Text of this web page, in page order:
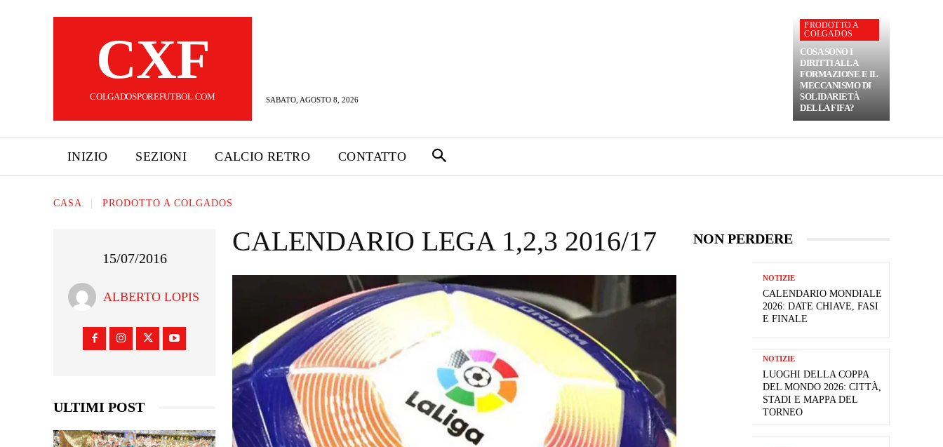
CXF
COLGADOSPOREFUTBOL.COM SABATO, AGOSTO 8, 2026
PRODOTTO A
COLGADOS
COSA SONO I
DIRITTI ALLA
FORMAZIONE E IL
MECCANISMO DI
SOLIDARIETÀ
DELLA FIFA?
INIZIO SEZIONI CALCIO RETRO CONTATTO
CASA PRODOTTO A COLGADOS
15/07/2016
ALBERTO LOPIS
ULTIMI POST
CALENDARIO LEGA 1,2,3 2016/17 NON PERDERE
NOTIZIE
CALENDARIO MONDIALE
2026: DATE CHIAVE, FASI
E FINALE
NOTIZIE
LUOGHI DELLA COPPA
DEL MONDO 2026: CITTÀ,
STADI E MAPPA DEL
TORNEO